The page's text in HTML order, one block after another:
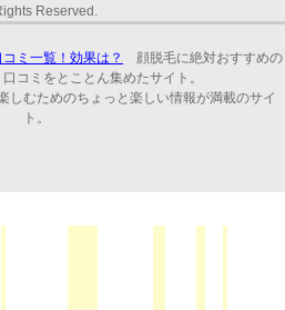
Reserved.
ミ一覧！効果は？
顔脱毛に絶対おすすめの
コミをとことん集めたサイト。
しむためのちょっと楽しい情報が満載のサイ
ト。